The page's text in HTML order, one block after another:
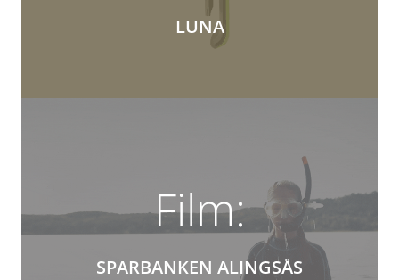
LUNA
Film:
SPARBANKEN ALINGSÅS